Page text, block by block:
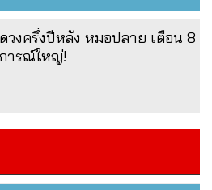
วงครึ่งปีหลัง หมอปลาย เตือน 8
ารณ์ใหญ่!